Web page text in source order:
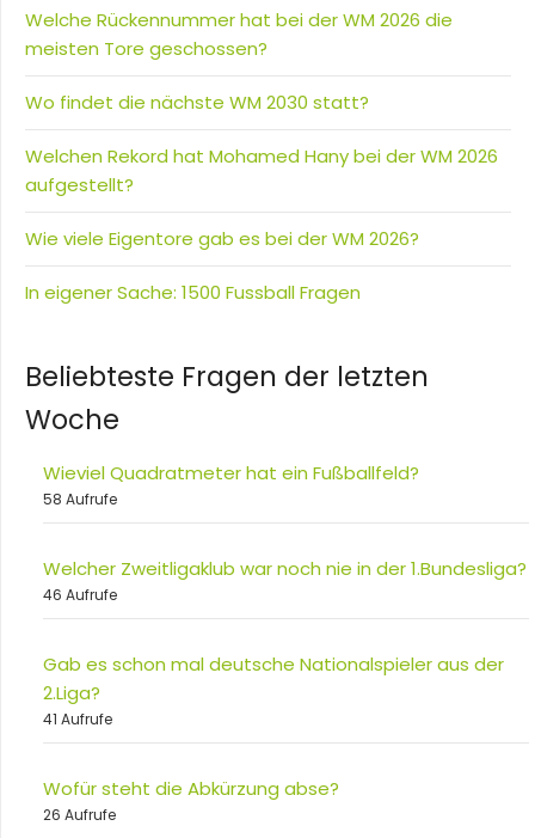
Welche Rückennummer hat bei der WM 2026 die
meisten Tore geschossen?
Wo findet die nächste WM 2030 statt?
Welchen Rekord hat Mohamed Hany bei der WM 2026
aufgestellt?
Wie viele Eigentore gab es bei der WM 2026?
In eigener Sache: 1500 Fussball Fragen
Beliebteste Fragen der letzten
Woche
Wieviel Quadratmeter hat ein Fußballfeld?
58 Aufrufe
Welcher Zweitligaklub war noch nie in der 1.Bundesliga?
46 Aufrufe
Gab es schon mal deutsche Nationalspieler aus der
2.Liga?
41 Aufrufe
Wofür steht die Abkürzung abse?
26 Aufrufe